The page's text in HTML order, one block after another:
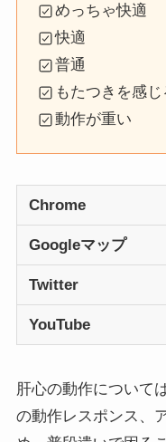
めっちゃ快適
快適
普通
もたつきを感じ
動作が重い
Chrome
Googleマップ
Twitter
YouTube
肝心の動作について
の動作レスポンス、